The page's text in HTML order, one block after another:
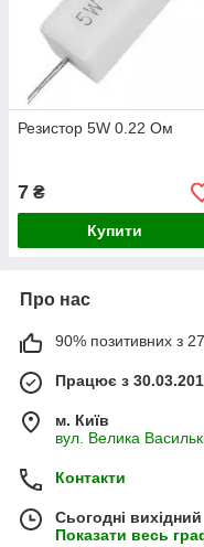
Резистор 5W 0.22 Ом
7 ₴
Купити
Про нас
90% позитивних з
Працює з
м. Київ
вул. Велика
Контакти
Сьогодні вихідний
Показати весь